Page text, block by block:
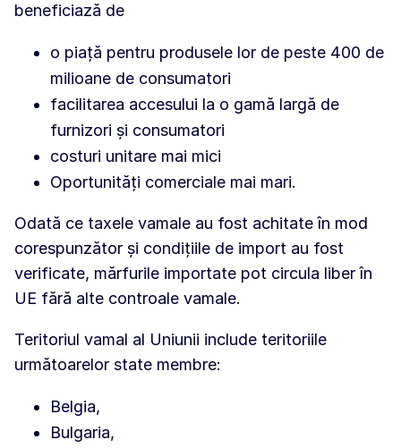
beneficiază de
o piață pentru produsele lor de peste 400 de
milioane de consumatori
facilitarea accesului la o gamă largă de
furnizori și consumatori
costuri unitare mai mici
Oportunități comerciale mai mari.
Odată ce taxele vamale au fost achitate în mod
corespunzător și condițiile de import au fost
verificate, mărfurile importate pot circula liber în
UE fără alte controale vamale.
Teritoriul vamal al Uniunii include teritoriile
următoarelor state membre:
Belgia,
Bulgaria,